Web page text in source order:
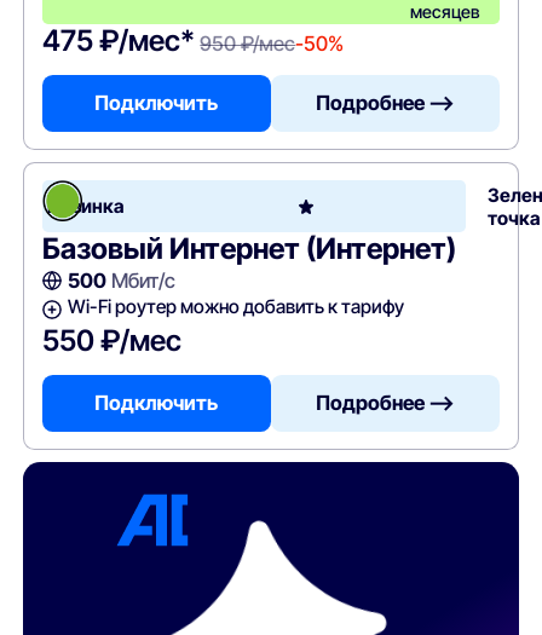
месяцев
475 ₽/мес* 950 ₽/мес-50%
Подключить Подробнее —>
Новинка
точка
Базовый Интернет (Интернет)
500Мбит/с
Wi-Fi роутер можно добавить к тарифу
550 ₽/мес
Подключить Подробнее —>